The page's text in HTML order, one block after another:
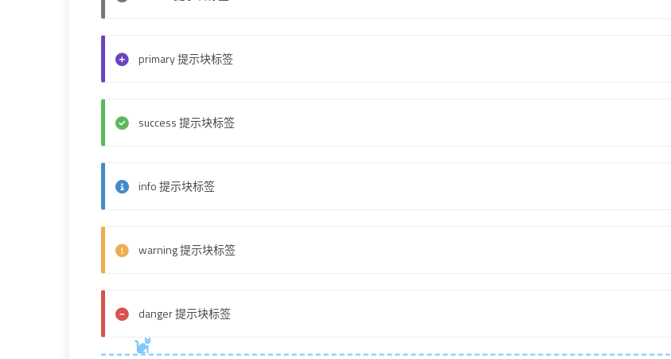
primary 提示块标签
success 提示块标签
info 提示块标签
warning 提示块标签
danger 提示块标签